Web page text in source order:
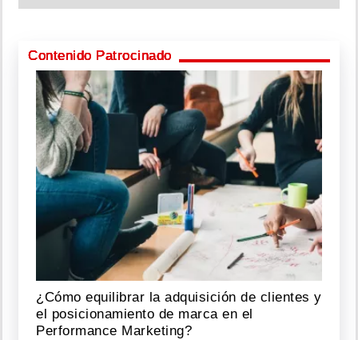
Contenido Patrocinado
¿Cómo equilibrar la adquisición de clientes y
el posicionamiento de marca en el
Performance Marketing?